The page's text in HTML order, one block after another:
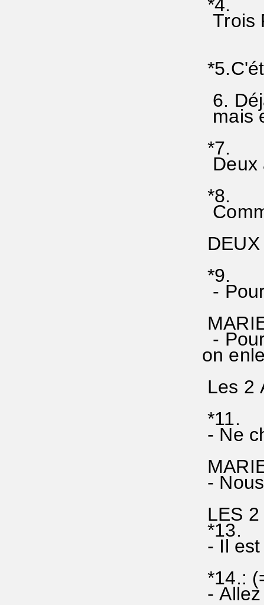
*4.
Trois
6.
mais
*7.
Deux
*8.
*9.
-
-
on
Les 2
*11.
- Ne
-
LES
*13.
- Il
*14.:
-